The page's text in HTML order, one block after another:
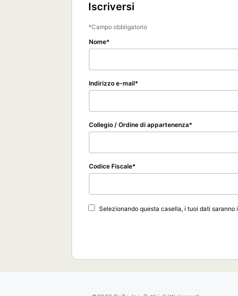
Iscriversi
Campo obbligatorio
Nome
Indirizzo e-mail
Collegio / Ordine di appartenenza
Codice Fiscale
Selezionando questa casella, i tuoi dati